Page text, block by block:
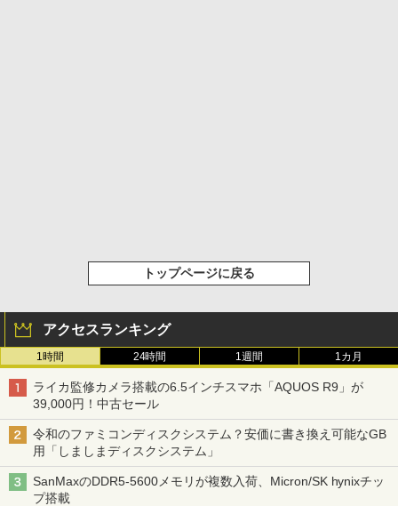
トップページに戻る
アクセスランキング
1時間 24時間 1週間 1カ月
ライカ監修カメラ搭載の6.5インチスマホ「AQUOS R9」が
39,000円！中古セール
令和のファミコンディスクシステム？安価に書き換え可能なGB
用「しましまディスクシステム」
SanMaxのDDR5-5600メモリが複数入荷、Micron/SK hynixチッ
プ搭載